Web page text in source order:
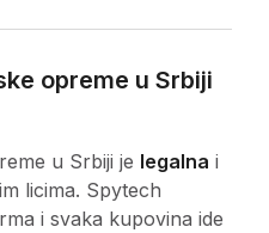
opreme u Srbiji
u Srbiji je legalna i
licima. Spytech
i svaka kupovina ide